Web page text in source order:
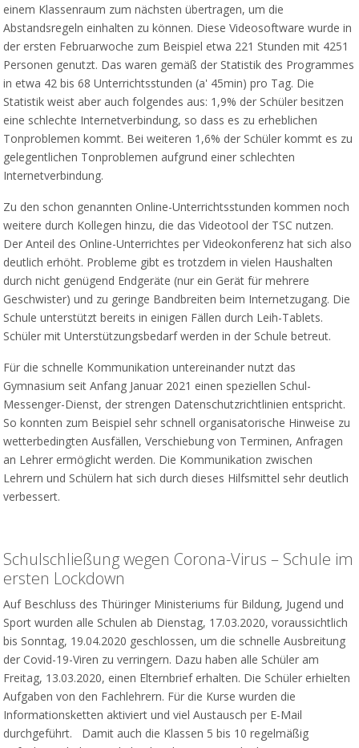
einem Klassenraum zum nächsten übertragen, um die
Abstandsregeln einhalten zu können. Diese Videosoftware wurde in
der ersten Februarwoche zum Beispiel etwa 221 Stunden mit 4251
Personen genutzt. Das waren gemäß der Statistik des Programmes
in etwa 42 bis 68 Unterrichtsstunden (a' 45min) pro Tag. Die
Statistik weist aber auch folgendes aus: 1,9% der Schüler besitzen
eine schlechte Internetverbindung, so dass es zu erheblichen
Tonproblemen kommt. Bei weiteren 1,6% der Schüler kommt es zu
gelegentlichen Tonproblemen aufgrund einer schlechten
Internetverbindung.
Zu den schon genannten Online-Unterrichtsstunden kommen noch
weitere durch Kollegen hinzu, die das Videotool der TSC nutzen.
Der Anteil des Online-Unterrichtes per Videokonferenz hat sich also
deutlich erhöht. Probleme gibt es trotzdem in vielen Haushalten
durch nicht genügend Endgeräte (nur ein Gerät für mehrere
Geschwister) und zu geringe Bandbreiten beim Internetzugang. Die
Schule unterstützt bereits in einigen Fällen durch Leih-Tablets.
Schüler mit Unterstützungsbedarf werden in der Schule betreut.
Für die schnelle Kommunikation untereinander nutzt das
Gymnasium seit Anfang Januar 2021 einen speziellen Schul-
Messenger-Dienst, der strengen Datenschutzrichtlinien entspricht.
So konnten zum Beispiel sehr schnell organisatorische Hinweise zu
wetterbedingten Ausfällen, Verschiebung von Terminen, Anfragen
an Lehrer ermöglicht werden. Die Kommunikation zwischen
Lehrern und Schülern hat sich durch dieses Hilfsmittel sehr deutlich
verbessert.
Schulschließung wegen Corona-Virus – Schule im
ersten Lockdown
Auf Beschluss des Thüringer Ministeriums für Bildung, Jugend und
Sport wurden alle Schulen ab Dienstag, 17.03.2020, voraussichtlich
bis Sonntag, 19.04.2020 geschlossen, um die schnelle Ausbreitung
der Covid-19-Viren zu verringern. Dazu haben alle Schüler am
Freitag, 13.03.2020, einen Elternbrief erhalten. Die Schüler erhielten
Aufgaben von den Fachlehrern. Für die Kurse wurden die
Informationsketten aktiviert und viel Austausch per E-Mail
durchgeführt. Damit auch die Klassen 5 bis 10 regelmäßig